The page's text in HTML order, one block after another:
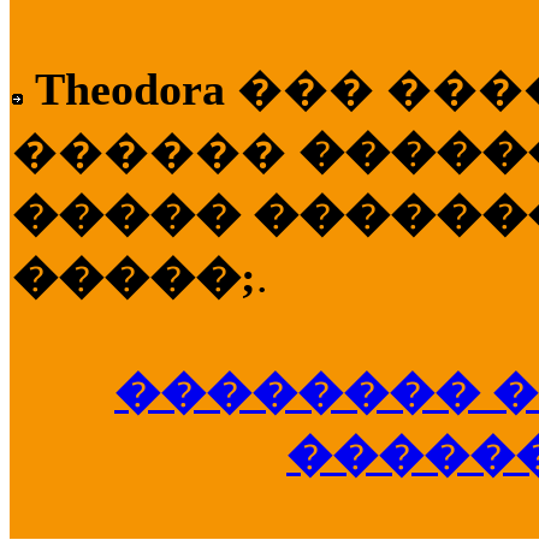
Theodora ���
������
�����
�����;.
��������